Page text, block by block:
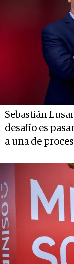
Sebastián
desafío es
a una de